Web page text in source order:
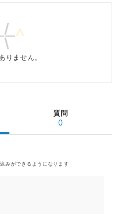
りません。
質問
0
みができるようになります